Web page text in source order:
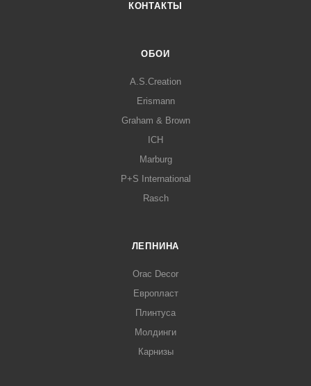
КОНТАКТЫ
ОБОИ
A.S.Creation
Erismann
Graham & Brown
ICH
Marburg
P+S International
Rasch
ЛЕПНИНА
Orac Decor
Европласт
Плинтуса
Молдинги
Карнизы